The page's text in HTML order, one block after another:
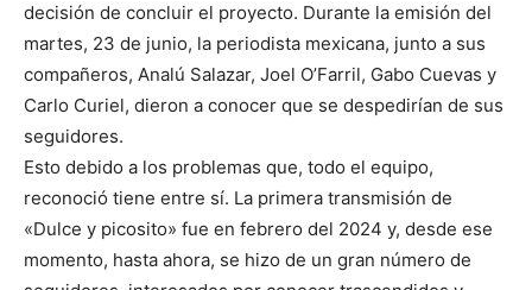
decisión de concluir el proyecto. Durante la emisión del
martes, 23 de junio, la periodista mexicana, junto a sus
compañeros, Analú Salazar, Joel O’Farril, Gabo Cuevas y
Carlo Curiel, dieron a conocer que se despedirían de sus
seguidores.
Esto debido a los problemas que, todo el equipo,
reconoció tiene entre sí. La primera transmisión de
«Dulce y picosito» fue en febrero del 2024 y, desde ese
momento, hasta ahora, se hizo de un gran número de